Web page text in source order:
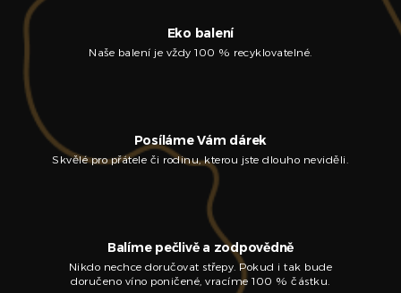
Eko balení
Naše balení je vždy 100 % recyklovatelné.
Posíláme Vám dárek
Skvělé pro přátele či rodinu, kterou jste dlouho neviděli.
Balíme pečlivě a zodpovědně
Nikdo nechce doručovat střepy. Pokud i tak bude
doručeno víno poničené, vracíme 100 % částku.